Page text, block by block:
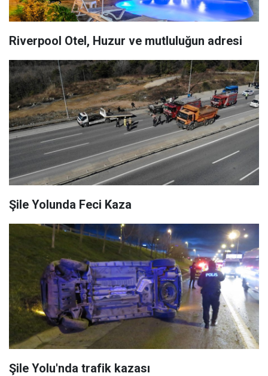
Riverpool Otel, Huzur ve mutluluğun adresi
Şile Yolunda Feci Kaza
Şile Yolu'nda trafik kazası